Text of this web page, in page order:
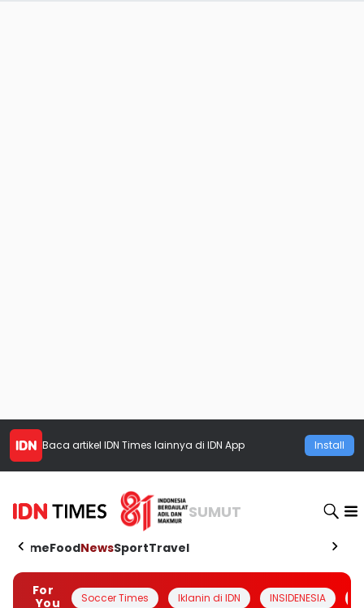
Baca artikel IDN Times lainnya di IDN App Install
SUMUT
HomeFoodNewsSportTravel
For
You
Soccer Times Iklanin di IDN INSIDENESIA